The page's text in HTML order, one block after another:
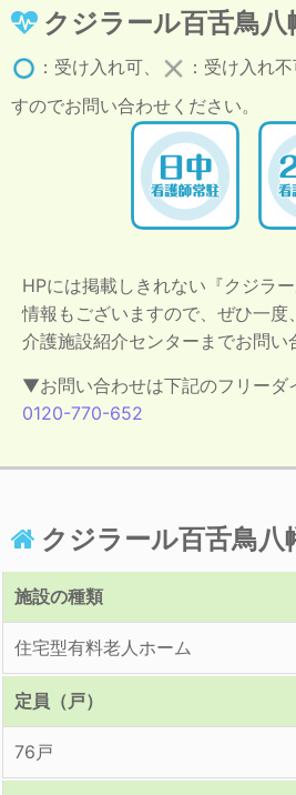
クジラール百舌鳥八
：受け入れ可、 ：受け入れ不
すのでお問い合わせください。
HPには掲載しきれない『クジラ
情報もございますので、ぜひ一度
介護施設紹介センターまでお問い
▼お問い合わせは下記のフリー
0120-770-652
クジラール百舌鳥八
施設の種類
住宅型有料老人ホーム
定員（戸）
76戸